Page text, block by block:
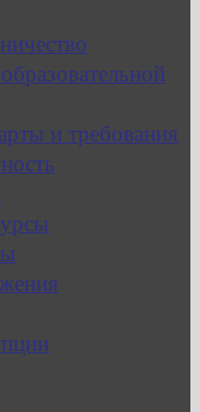
и требования